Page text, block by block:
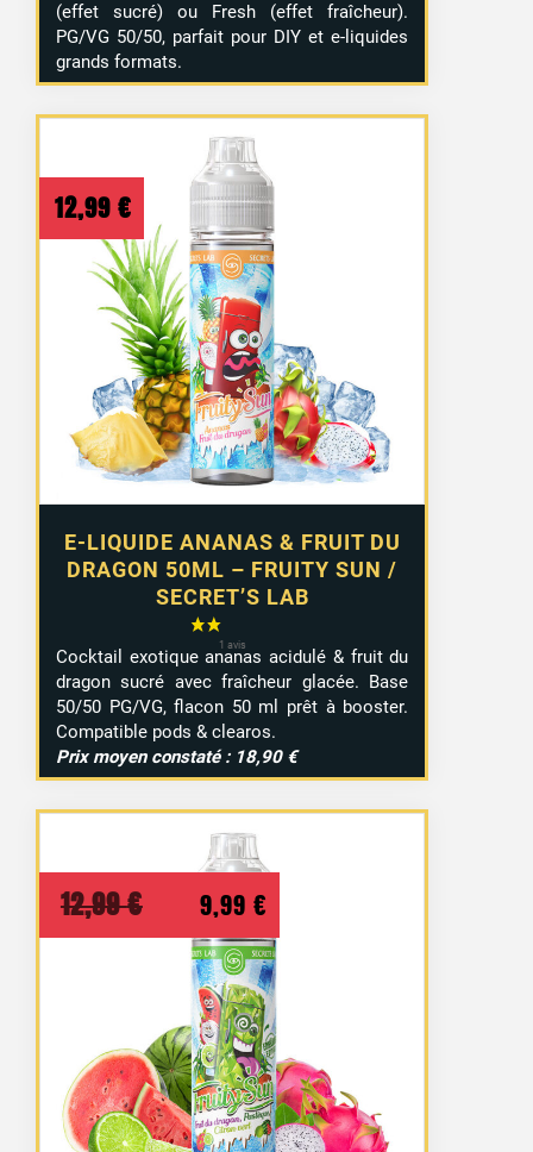
(effet sucré) ou Fresh (effet fraîcheur).
PG/VG 50/50, parfait pour DIY et e-liquides
grands formats.
E-LIQUIDE ANANAS & FRUIT DU
DRAGON 50ML – FRUITY SUN /
SECRET’S LAB
12,99 €
Cocktail exotique ananas acidulé & fruit du
dragon sucré avec fraîcheur glacée. Base
50/50 PG/VG, flacon 50 ml prêt à booster.
Compatible pods & clearos.
Prix moyen constaté : 18,90 €
12,99€
Le
prix
initial
était :
12,99 €.
9,99 €
prix
actuel
est :
9,99 €.